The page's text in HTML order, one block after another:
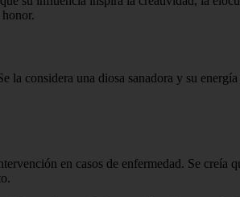
la considera una diosa sanadora y su
en casos de enfermedad. Se creía